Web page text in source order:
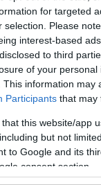
for targeted
selection. Please
interest-based
to third
of your personal
This information may
Participants that may
that this website/app
but not
to Google and its
consent section.
57
W580
GPRS
EDGE
WAP
EMS
MMS
Infraport